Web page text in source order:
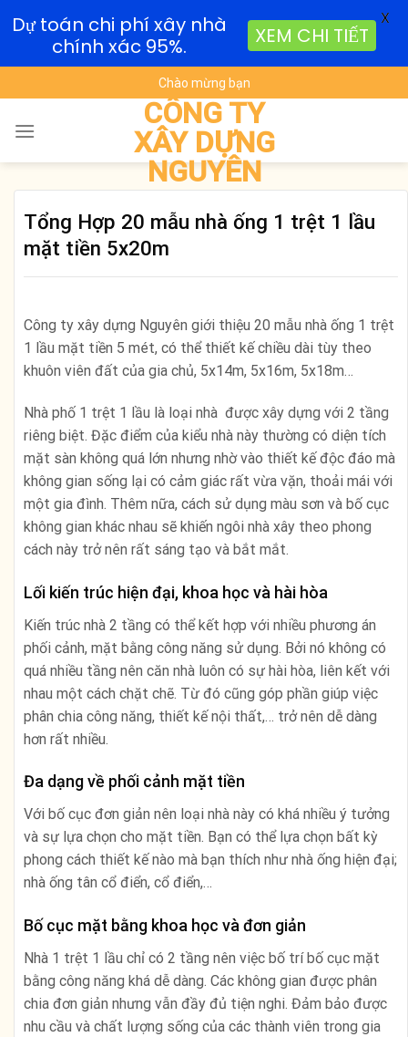
to
content
Chào mừng bạn
CÔNG TY
XÂY DỰNG
NGUYÊN
Tổng Hợp 20 mẫu nhà ống 1 trệt 1 lầu
mặt tiền 5x20m
Công ty xây dựng Nguyên giới thiệu 20 mẫu nhà ống 1 trệt
1 lầu mặt tiền 5 mét, có thể thiết kế chiều dài tùy theo
khuôn viên đất của gia chủ, 5x14m, 5x16m, 5x18m…
Nhà phố 1 trệt 1 lầu là loại nhà được xây dựng với 2 tầng
riêng biệt. Đặc điểm của kiểu nhà này thường có diện tích
mặt sàn không quá lớn nhưng nhờ vào thiết kế độc đáo mà
không gian sống lại có cảm giác rất vừa vặn, thoải mái với
một gia đình. Thêm nữa, cách sử dụng màu sơn và bố cục
không gian khác nhau sẽ khiến ngôi nhà xây theo phong
cách này trở nên rất sáng tạo và bắt mắt.
Lối kiến trúc hiện đại, khoa học và hài hòa
Kiến trúc nhà 2 tầng có thể kết hợp với nhiều phương án
phối cảnh, mặt bằng công năng sử dụng. Bởi nó không có
quá nhiều tầng nên căn nhà luôn có sự hài hòa, liên kết với
nhau một cách chặt chẽ. Từ đó cũng góp phần giúp việc
phân chia công năng, thiết kế nội thất,… trở nên dễ dàng
hơn rất nhiều.
Đa dạng về phối cảnh mặt tiền
Với bố cục đơn giản nên loại nhà này có khá nhiều ý tưởng
và sự lựa chọn cho mặt tiền. Bạn có thể lựa chọn bất kỳ
phong cách thiết kế nào mà bạn thích như nhà ống hiện đại;
nhà ống tân cổ điển, cổ điển,…
Bố cục mặt bằng khoa học và đơn giản
Nhà 1 trệt 1 lầu chỉ có 2 tầng nên việc bố trí bố cục mặt
bằng công năng khá dễ dàng. Các không gian được phân
chia đơn giản nhưng vẫn đầy đủ tiện nghi. Đảm bảo được
nhu cầu và chất lượng sống của các thành viên trong gia
Dự toán chi phí xây nhà
chính xác 95%.
XEM CHI TIẾT
X